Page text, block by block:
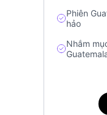
Phiên
hảo
Nhắm